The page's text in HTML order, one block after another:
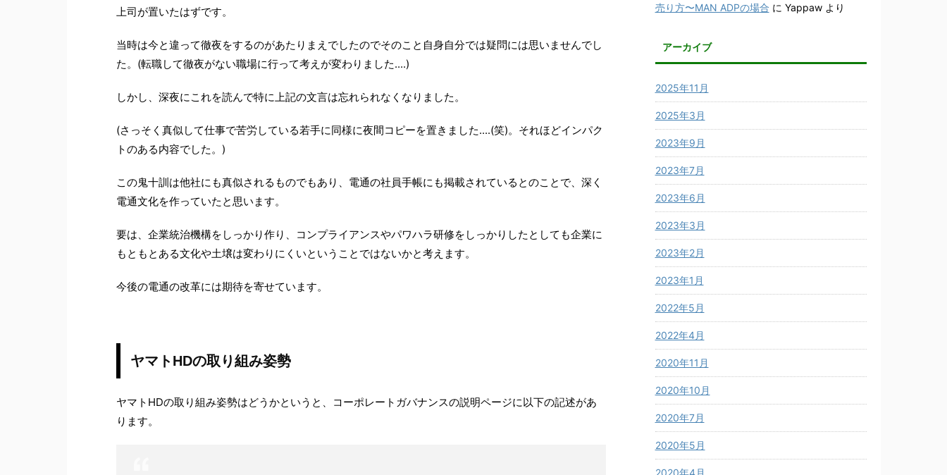
上司が置いたはずです。
当時は今と違って徹夜をするのがあたりまえでしたのでそのこと自身自分では疑問には思いませんでし
た。(転職して徹夜がない職場に行って考えが変わりました....)
しかし、深夜にこれを読んで特に上記の文言は忘れられなくなりました。
(さっそく真似して仕事で苦労している若手に同様に夜間コピーを置きました....(笑)。それほどインパク
トのある内容でした。)
この鬼十訓は他社にも真似されるものでもあり、電通の社員手帳にも掲載されているとのことで、深く
電通文化を作っていたと思います。
要は、企業統治機構をしっかり作り、コンプライアンスやパワハラ研修をしっかりしたとしても企業に
もともとある文化や土壌は変わりにくいということではないかと考えます。
今後の電通の改革には期待を寄せています。
ヤマトHDの取り組み姿勢
ヤマトHDの取り組み姿勢はどうかというと、コーポレートガバナンスの説明ページに以下の記述があ
ります。
売り方〜MAN ADPの場合 に Yappawより
アーカイブ
2025年11月
2025年3月
2023年9月
2023年7月
2023年6月
2023年3月
2023年2月
2023年1月
2022年5月
2022年4月
2020年11月
2020年10月
2020年7月
2020年5月
2020年4月